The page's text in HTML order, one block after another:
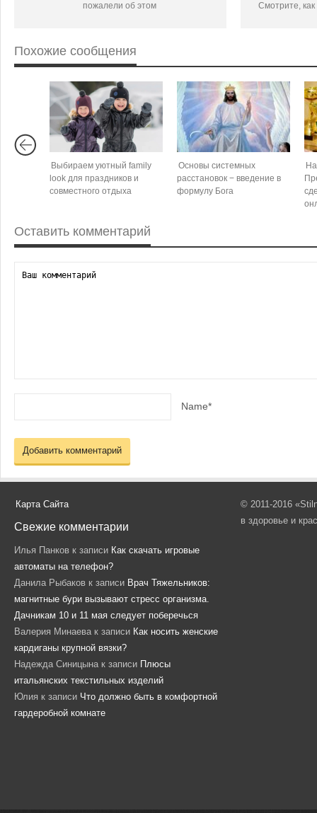
пожалели об этом
Смотрите, как
Похожие сообщения
Выбираем уютный family
look для праздников и
совместного отдыха
Основы системных
расстановок − введение в
формулу Бога
Оставить комментарий
Name*
Карта Сайта
Свежие комментарии
Илья Панков к записи Как скачать игровые
автоматы на телефон?
Данила Рыбаков к записи Врач Тяжельников:
магнитные бури вызывают стресс организма.
Дачникам 10 и 11 мая следует поберечься
Валерия Минаева к записи Как носить женские
кардиганы крупной вязки?
Надежда Синицына к записи Плюсы
итальянских текстильных изделий
Юлия к записи Что должно быть в комфортной
гардеробной комнате
© 2011-2016
в здоровье и